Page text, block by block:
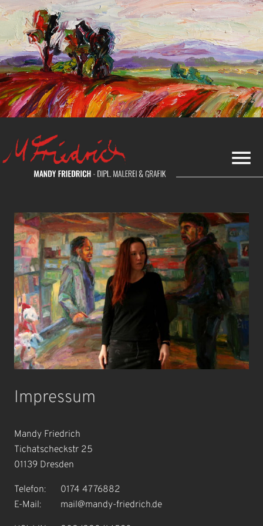
Impressum
Mandy Friedrich
Tichatscheckstr 25
01139 Dresden
Telefon:
0174 4776882
E-Mail:
mail@mandy-friedrich.de